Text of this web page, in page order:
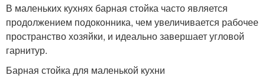
В маленьких кухнях барная стойка часто является
продолжением подоконника, чем увеличивается рабочее
пространство хозяйки, и идеально завершает угловой
гарнитур.
Барная стойка для маленькой кухни